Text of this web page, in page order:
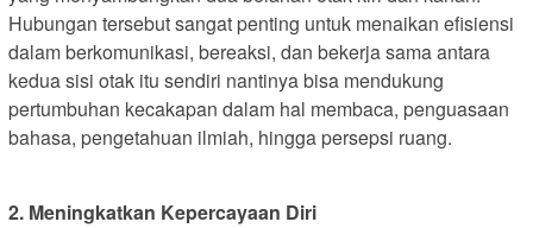
Hubungan tersebut sangat penting untuk menaikan efisiensi
dalam berkomunikasi, bereaksi, dan bekerja sama antara
kedua sisi otak itu sendiri nantinya bisa mendukung
pertumbuhan kecakapan dalam hal membaca, penguasaan
bahasa, pengetahuan ilmiah, hingga persepsi ruang.
2. Meningkatkan Kepercayaan Diri